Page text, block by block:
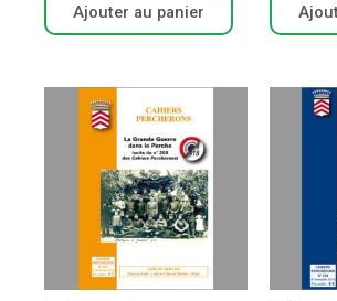
Ajouter au panier